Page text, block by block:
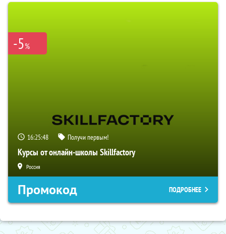
-5%
16:25:48 Получи первым!
Курсы от онлайн-школы Skillfactory
Россия
Промокод ПОДРОБНЕЕ